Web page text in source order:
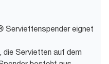
Serviettenspender eignet
Servietten auf dem